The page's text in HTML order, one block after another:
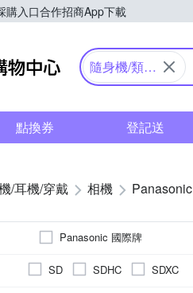
購入口合作招商App下載
Yahoo購物中心
隨身機/類單
點換券 登記送
/耳機/穿戴 相機 Panasonic
Panasonic 國際牌
SD SDHC SDXC